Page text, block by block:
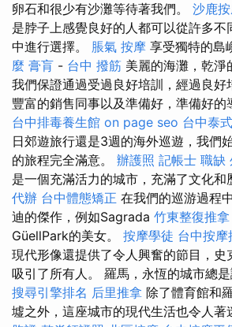
卵石和很少有沙灘等待著我們。 沙鹿
是脖子上感覺良好的人都可以從許多不
中進行選擇。 脹氣 按摩 享受獨特的島
麼 膏肓 - 台中 撥筋 美麗的海灘，乾淨
我們保證通過受過良好培訓，經過良好
豐富的銷售同事以及準備好，準備好的
台中排毒養生館 on page seo 台中泰
日郊遊旅行還是3週的海外巡遊，我們
的旅程完全滿意。 辦護照 記帳士 職缺
是一個充滿活力的城市，充滿了文化和
代辦 台中體態矯正 在我們的巡游過程
迪的傑作，例如Sagrada 竹東整復推拿
GüellPark的美女。 按摩學徒 台中按
現代形像還提供了令人興奮的節目，史
吸引了所有人。 羅馬，永恆的城市總是
搜尋引擎排名 后里推拿 除了體育館和
墟之外，這座城市的現代生活也令人著